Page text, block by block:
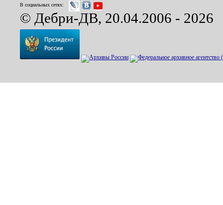
В социальных сетях:
© Дебри-ДВ, 20.04.2006 - 2026